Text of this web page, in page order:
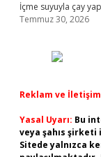
İçme suyuyla çay
Temmuz 30, 2026
Reklam ve
Yasal Uyarı: Bu
veya şahıs şirketi
Sitede yalnızca